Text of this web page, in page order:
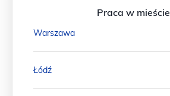
Praca w mieście
Warszawa
Łódź